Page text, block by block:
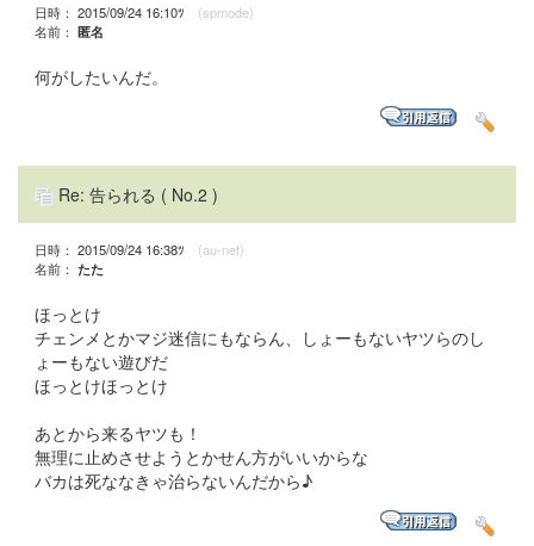
日時： 2015/09/24 16:10ﾂ (spmode)
名前： 匿名
何がしたいんだ。
Re: 告られる ( No.2 )
日時： 2015/09/24 16:38ﾂ (au-net)
名前： たた
ほっとけ
チェンメとかマジ迷信にもならん、しょーもないヤツらのし
ょーもない遊びだ
ほっとけほっとけ
あとから来るヤツも！
無理に止めさせようとかせん方がいいからな
バカは死ななきゃ治らないんだから♪